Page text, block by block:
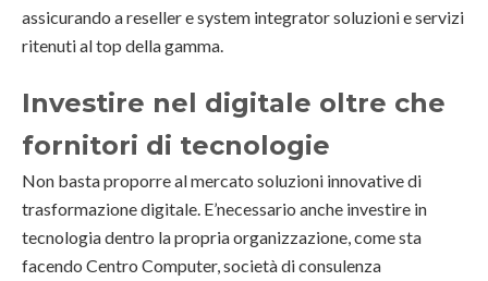
assicurando a reseller e system integrator soluzioni e servizi
ritenuti al top della gamma.
Investire nel digitale oltre che
fornitori di tecnologie
Non basta proporre al mercato soluzioni innovative di
trasformazione digitale. E’necessario anche investire in
tecnologia dentro la propria organizzazione, come sta
facendo Centro Computer, società di consulenza